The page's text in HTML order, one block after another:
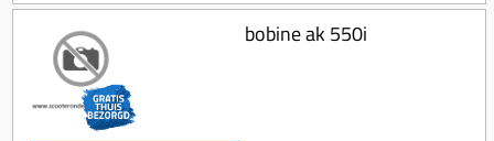
Ketting / tandwiel
Koeling (delen)
Overbrenging
bobine ak 550i